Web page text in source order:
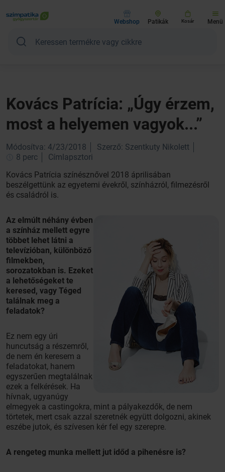
Webshop Patikák Kosár Menü
Kovács Patrícia: „Úgy érzem,
most a helyemen vagyok...”
Módosítva: 4/23/2018
Szerző: Szentkuty Nikolett
8 perc
Címlapsztori
Kovács Patrícia színésznővel 2018 áprilisában
beszélgettünk az egyetemi évekről, színházról, filmezésről
és családról is.
Az elmúlt néhány évben
a színház mellett egyre
többet lehet látni a
televízióban, különböző
filmekben,
sorozatokban is. Ezeket
a lehetőségeket te
keresed, vagy Téged
találnak meg a
feladatok?
Ez nem egy úri
huncutság a részemről,
de nem én keresem a
feladatokat, hanem
egyszerűen megtalálnak
ezek a felkérések. Ha
hívnak, ugyanúgy
elmegyek a castingokra, mint a pályakezdők, de nem
törtetek, mert csak azzal szeretnék együtt dolgozni, akinek
eszébe jutok, és szívesen kér fel egy szerepre.
A rengeteg munka mellett jut időd a pihenésre is?